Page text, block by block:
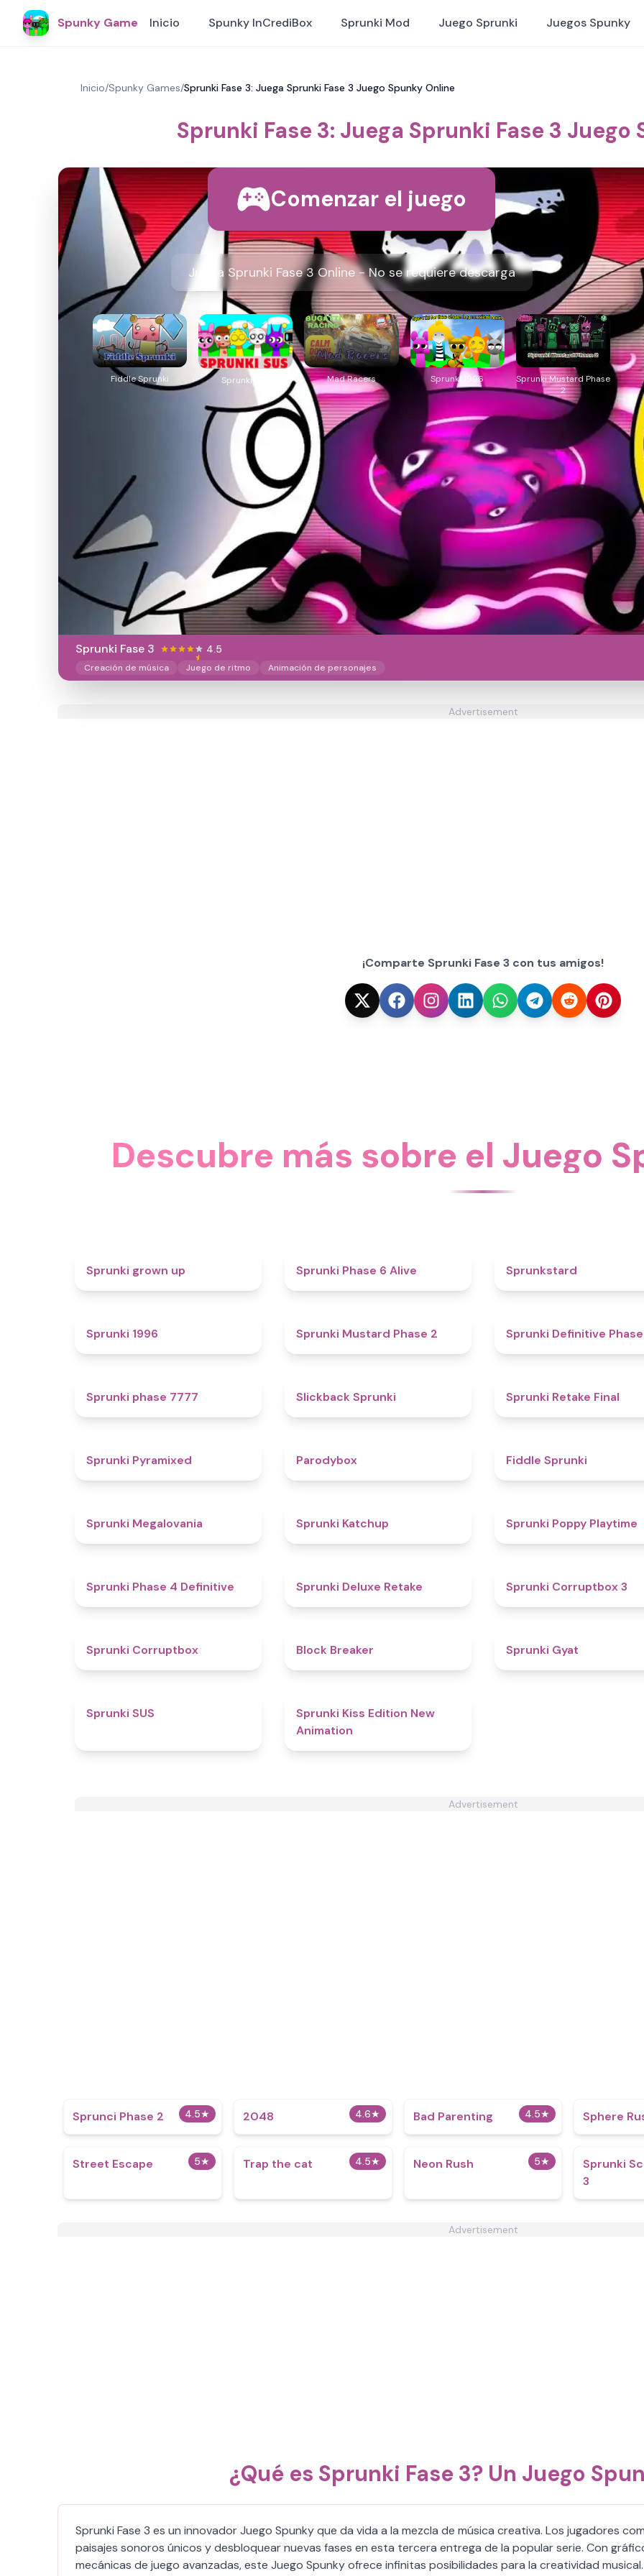
Spunky Game Inicio Spunky InCrediBox Sprunki Mod Juego Sprunki Juegos Spunky
Inicio/Spunky Games/Sprunki Fase 3: Juega Sprunki Fase 3 Juego Spunky Online
Sprunki Fase 3: Juega Sprunki Fase 3 Juego
Comenzar el juego
Juega Sprunki Fase 3 Online - No se requiere descarga
Fiddle Sprunki Sprunki SUS Mad Racers Sprunki 1996
Sprunki Mustard Phase
2
Sprunki Fase 3 4.5
Creación de música Juego de ritmo Animación de personajes
Advertisement
¡Comparte Sprunki Fase 3 con tus amigos!
Descubre más sobre el Juego
Sprunki grown up Sprunki Phase 6 Alive Sprunkstard
Sprunki 1996 Sprunki Mustard Phase 2 Sprunki Definitive
Sprunki phase 7777 Slickback Sprunki Sprunki Retake Final
Sprunki Pyramixed Parodybox Fiddle Sprunki
Sprunki Megalovania Sprunki Katchup Sprunki Poppy Playtime
Sprunki Phase 4 Definitive Sprunki Deluxe Retake Sprunki Corruptbox 3
Sprunki Corruptbox Block Breaker Sprunki Gyat
Sprunki SUS
Sprunki Kiss Edition New
Animation
Advertisement
4.5★
Sprunci Phase 2 4.6★
2048 4.5★
Bad Parenting Sphere
5★
Street Escape 4.5★
Trap the cat 5★
Neon Rush
Sprunki
3
Advertisement
¿Qué es Sprunki Fase 3? Un Juego
Sprunki Fase 3 es un innovador Juego Spunky que da vida a la mezcla de música creativa. Los jugadores
paisajes sonoros únicos y desbloquear nuevas fases en esta tercera entrega de la popular serie. Con
mecánicas de juego avanzadas, este Juego Spunky ofrece infinitas posibilidades para la creatividad musical.